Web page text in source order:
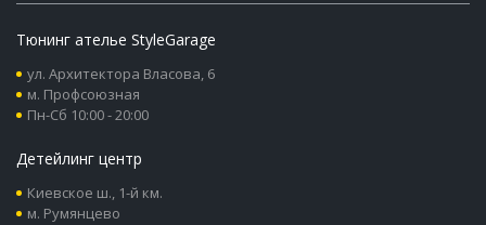
Тюнинг ателье StyleGarage
ул. Архитектора Власова, 6
м. Профсоюзная
Пн-Сб 10:00 - 20:00
Детейлинг центр
Киевское ш., 1-й км.
м. Румянцево